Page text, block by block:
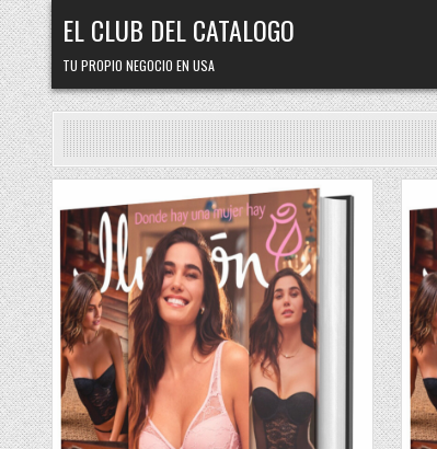
Skip
to
content
EL CLUB DEL CATALOGO
TU PROPIO NEGOCIO EN USA
Posted
in